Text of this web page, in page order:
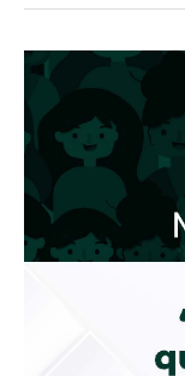
Memoria
“Palabras
que
Liberan:
Libertad
de
expresión
y